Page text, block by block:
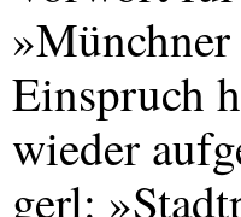
Einspruch
wieder
gerl: